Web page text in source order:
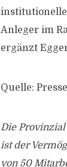
institutionelle
Anleger im
ergänzt
Quelle:
Die
ist der
von 50